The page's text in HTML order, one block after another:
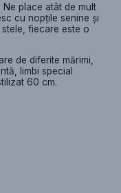
Ne place atât de mult
cu nopțile senine și
fiecare este o
de diferite mărimi,
limbi special
60 cm.